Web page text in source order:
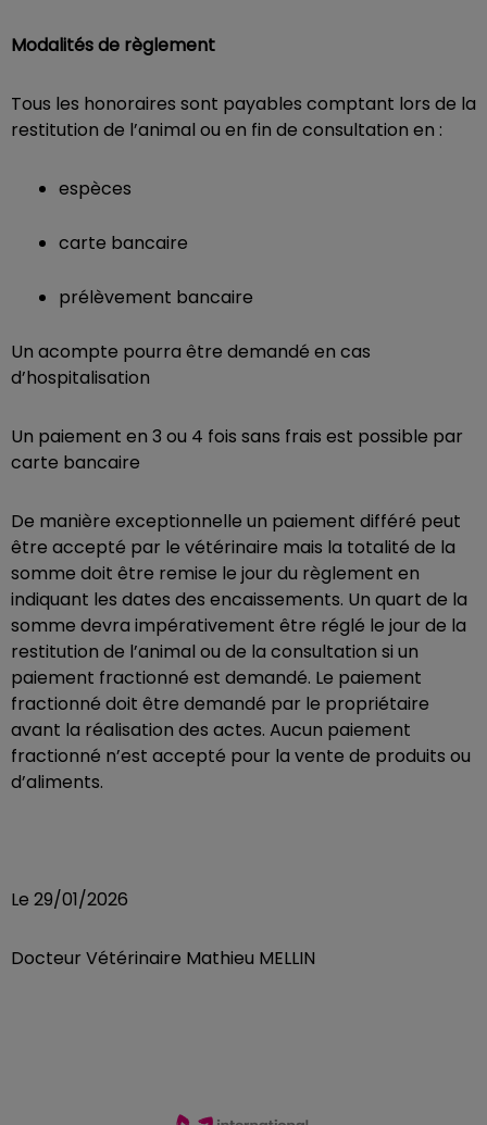
Modalités de règlement
Tous les honoraires sont payables comptant lors de la
restitution de l’animal ou en fin de consultation en :
espèces
carte bancaire
prélèvement bancaire
Un acompte pourra être demandé en cas
d’hospitalisation
Un paiement en 3 ou 4 fois sans frais est possible par
carte bancaire
De manière exceptionnelle un paiement différé peut
être accepté par le vétérinaire mais la totalité de la
somme doit être remise le jour du règlement en
indiquant les dates des encaissements. Un quart de la
somme devra impérativement être réglé le jour de la
restitution de l’animal ou de la consultation si un
paiement fractionné est demandé. Le paiement
fractionné doit être demandé par le propriétaire
avant la réalisation des actes. Aucun paiement
fractionné n’est accepté pour la vente de produits ou
d’aliments.
Le 29/01/2026
Docteur Vétérinaire Mathieu MELLIN